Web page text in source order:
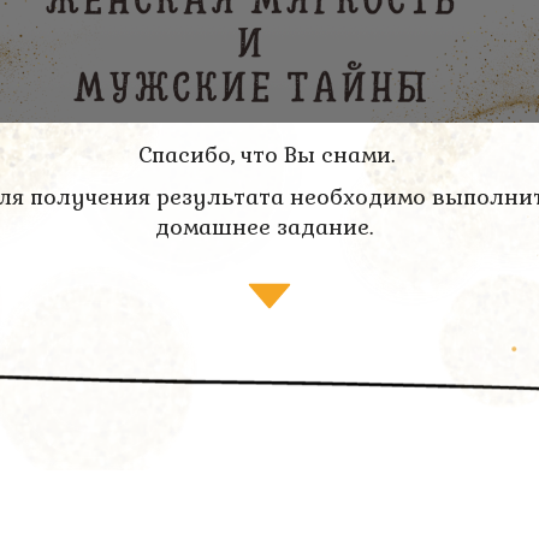
Спасибо, что Вы снами.
получения результата необходимо
домашнее задание.